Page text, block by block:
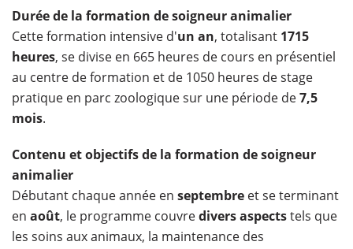
Durée de la formation de soigneur animalier
Cette formation intensive d'un an, totalisant 1715
heures, se divise en 665 heures de cours en présentiel
au centre de formation et de 1050 heures de stage
pratique en parc zoologique sur une période de7,5
mois.
Contenu et objectifs de la formation de soigneur
animalier
Débutant chaque année en septembre et se terminant
en août, le programme couvredivers aspectstels que
les soins aux animaux, la maintenance des